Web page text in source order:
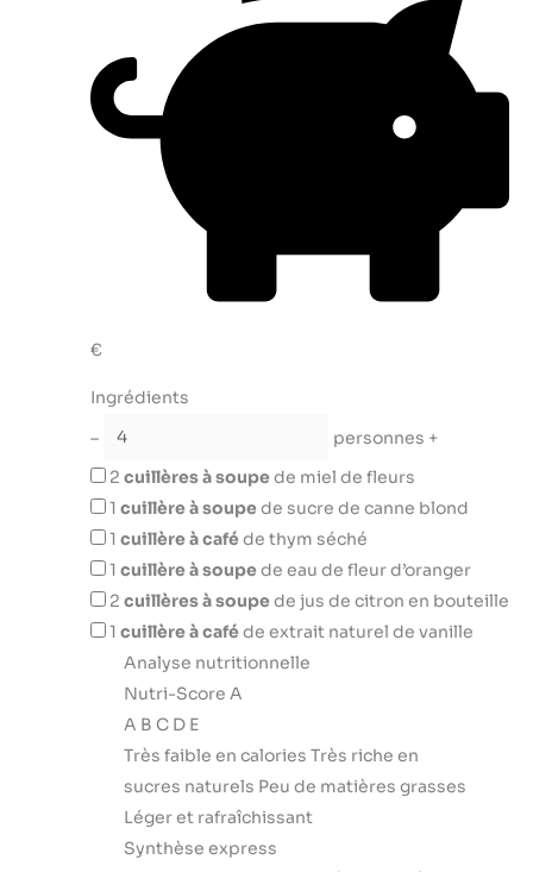
€
Ingrédients
–
personnes +
2 cuillères à soupede miel de fleurs
1 cuillère à soupede sucre de canne blond
1 cuillère à caféde thym séché
1 cuillère à soupede eau de fleur d’oranger
2 cuillères à soupede jus de citron en bouteille
1 cuillère à caféde extrait naturel de vanille
Analyse nutritionnelle
Nutri-Score A
A B C D E
Très faible en calories Très riche en
sucres naturels Peu de matières grasses
Léger et rafraîchissant
Synthèse express